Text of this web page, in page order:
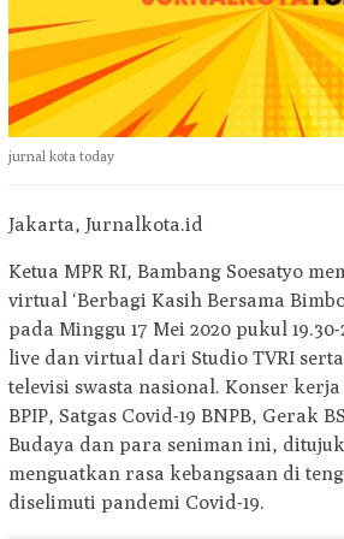
jurnal kota today
Jakarta, Jurnalkota.id
Ketua MPR RI, Bambang Soesatyo
virtual ‘Berbagi Kasih Bersama
pada Minggu 17 Mei 2020 pukul
live dan virtual dari Studio TVRI
televisi swasta nasional. Konser kerja
BPIP, Satgas Covid-19 BNPB, Gerak
Budaya dan para seniman ini,
menguatkan rasa kebangsaan di
diselimuti pandemi Covid-19.